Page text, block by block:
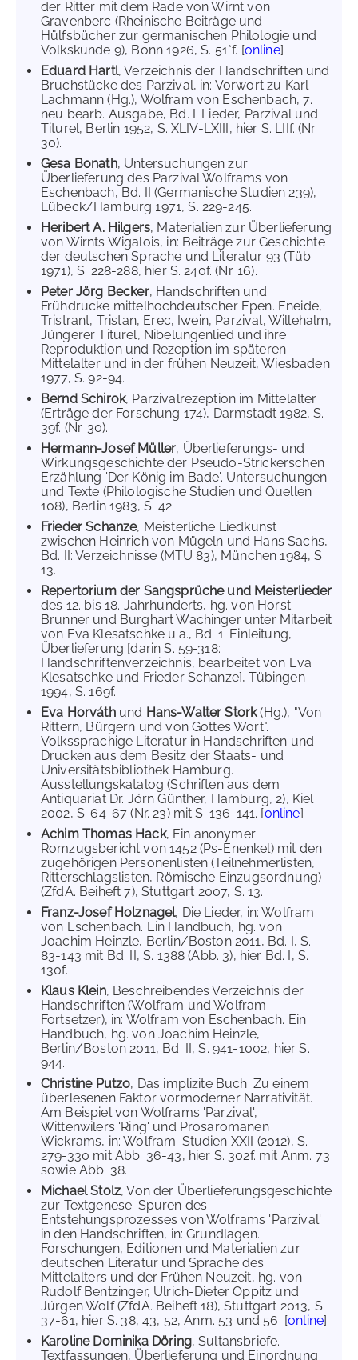
der Ritter mit dem Rade von Wirnt von
Gravenberc (Rheinische Beiträge und
Hülfsbücher zur germanischen Philologie und
Volkskunde 9), Bonn 1926, S. 51*f. [online]
Eduard Hartl, Verzeichnis der Handschriften und
Bruchstücke des Parzival, in: Vorwort zu Karl
Lachmann (Hg.), Wolfram von Eschenbach, 7.
neu bearb. Ausgabe, Bd. I: Lieder, Parzival und
Titurel, Berlin 1952, S. XLIV-LXIII, hier S. LIIf. (Nr.
30).
Gesa Bonath, Untersuchungen zur
Überlieferung des Parzival Wolframs von
Eschenbach, Bd. II (Germanische Studien 239),
Lübeck/Hamburg 1971, S. 229-245.
Heribert A. Hilgers, Materialien zur Überlieferung
von Wirnts Wigalois, in: Beiträge zur Geschichte
der deutschen Sprache und Literatur 93 (Tüb.
1971), S. 228-288, hier S. 240f. (Nr. 16).
Peter Jörg Becker, Handschriften und
Frühdrucke mittelhochdeutscher Epen. Eneide,
Tristrant, Tristan, Erec, Iwein, Parzival, Willehalm,
Jüngerer Titurel, Nibelungenlied und ihre
Reproduktion und Rezeption im späteren
Mittelalter und in der frühen Neuzeit, Wiesbaden
1977, S. 92-94.
Bernd Schirok, Parzivalrezeption im Mittelalter
(Erträge der Forschung 174), Darmstadt 1982, S.
39f. (Nr. 30).
Hermann-Josef Müller, Überlieferungs- und
Wirkungsgeschichte der Pseudo-Strickerschen
Erzählung 'Der König im Bade'. Untersuchungen
und Texte (Philologische Studien und Quellen
108), Berlin 1983, S. 42.
Frieder Schanze, Meisterliche Liedkunst
zwischen Heinrich von Mügeln und Hans Sachs,
Bd. II: Verzeichnisse (MTU 83), München 1984, S.
13.
Repertorium der Sangsprüche und Meisterlieder
des 12. bis 18. Jahrhunderts, hg. von Horst
Brunner und Burghart Wachinger unter Mitarbeit
von Eva Klesatschke u.a., Bd. 1: Einleitung,
Überlieferung [darin S. 59-318:
Handschriftenverzeichnis, bearbeitet von Eva
Klesatschke und Frieder Schanze], Tübingen
1994, S. 169f.
Eva Horváthund Hans-Walter Stork(Hg.), "Von
Rittern, Bürgern und von Gottes Wort".
Volkssprachige Literatur in Handschriften und
Drucken aus dem Besitz der Staats- und
Universitätsbibliothek Hamburg.
Ausstellungskatalog (Schriften aus dem
Antiquariat Dr. Jörn Günther, Hamburg, 2), Kiel
2002, S. 64-67 (Nr. 23) mit S. 136-141. [online]
Achim Thomas Hack, Ein anonymer
Romzugsbericht von 1452 (Ps-Enenkel) mit den
zugehörigen Personenlisten (Teilnehmerlisten,
Ritterschlagslisten, Römische Einzugsordnung)
(ZfdA. Beiheft 7), Stuttgart 2007, S. 13.
Franz-Josef Holznagel, Die Lieder, in: Wolfram
von Eschenbach. Ein Handbuch, hg. von
Joachim Heinzle, Berlin/Boston 2011, Bd. I, S.
83-143 mit Bd. II, S. 1388 (Abb. 3), hier Bd. I, S.
130f.
Klaus Klein, Beschreibendes Verzeichnis der
Handschriften (Wolfram und Wolfram-
Fortsetzer), in: Wolfram von Eschenbach. Ein
Handbuch, hg. von Joachim Heinzle,
Berlin/Boston 2011, Bd. II, S. 941-1002, hier S.
944.
Christine Putzo, Das implizite Buch. Zu einem
überlesenen Faktor vormoderner Narrativität.
Am Beispiel von Wolframs 'Parzival',
Wittenwilers 'Ring' und Prosaromanen
Wickrams, in: Wolfram-Studien XXII (2012), S.
279-330 mit Abb. 36-43, hier S. 302f. mit Anm. 73
sowie Abb. 38.
Michael Stolz, Von der Überlieferungsgeschichte
zur Textgenese. Spuren des
Entstehungsprozesses von Wolframs 'Parzival'
in den Handschriften, in: Grundlagen.
Forschungen, Editionen und Materialien zur
deutschen Literatur und Sprache des
Mittelalters und der Frühen Neuzeit, hg. von
Rudolf Bentzinger, Ulrich-Dieter Oppitz und
Jürgen Wolf (ZfdA. Beiheft 18), Stuttgart 2013, S.
37-61, hier S. 38, 43, 52, Anm. 53 und 56. [online]
Karoline Dominika Döring, Sultansbriefe.
Textfassungen, Überlieferung und Einordnung